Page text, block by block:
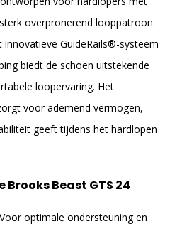
overpronerend looppatroon.
GuideRails®-systeem
biedt de schoen uitstekende
loopervaring. Het
voor ademend vermogen,
geeft tijdens het hardlopen
Beast GTS 24
optimale ondersteuning en